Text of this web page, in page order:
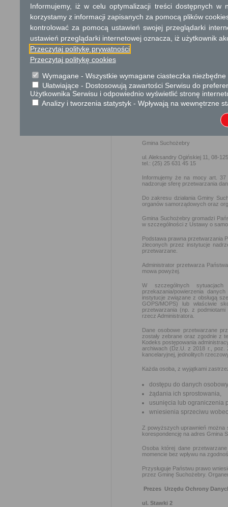
Podstawa prawna
Ustawa z dnia 14
Ustawa z dnia 24
Ochrona danych osobowych
kwietnia 2016 r. w sprawie
takich danych oraz uchylenia
informujemy, że Administratorem
Gmina Suchożebry
ul. Aleksandry Ogińskiej 11, 08-
tel.: (25) 25 631 45 15
Informujemy że na mocy art. 37
nadzoruje sferę przetwarzania
Do zakresu działania Gminy
organów samorządowych oraz
Gmina Suchożebry gromadzi
w szczególności z Ustawy o
Podstawa prawna przetwarzania
zleconych przez instytucje
przetwarzane.
Administrator przetwarza
mowa powyżej.
W szczególnych sytuacjach
przekazania/powierzenia
instytucje związane z obsługą
GOPS/MOPS) lub właściwie
przetwarzania (np. z
rzecz Administratora.
Dane osobowe przetwarzane
zostały zebrane oraz zgodnie z
Kodeks postępowania
archiwach (Dz.U. z 2018 r., poz.
kancelaryjnej, jednolitych
Każda osoba, z wyjątkami
dostępu do danych
żądania ich sprostowania,
usunięcia lub ograniczenia
wniesienia sprzeciwu
Z powyższych uprawnień można
korespondencję na adres Gmina
Osoba której dane
momencie bez wpływu na
Przysługuje Państwu prawo
przez Gminę Suchożebry.
Prezes Urzędu Ochrony
ul. Stawki 2
Informujemy, iż w celu optymalizacji treści dostępnych w
korzystamy z informacji zapisanych za pomocą plików
kontrolować za pomocą ustawień swojej przeglądarki
ustawień przeglądarki internetowej oznacza, iż użytkownik
Przeczytaj politykę prywatności
Przeczytaj politykę cookies
Wymagane - Wszystkie wymagane ciasteczka
Ułatwiające - Dostosowują zawartości Serwisu do
Użytkownika Serwisu i odpowiednio wyświetlić stronę
Analizy i tworzenia statystyk - Wpływają na wewnętrzne